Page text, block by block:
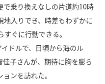
で乗り換えなしの片道約10時
入りでき、時差もわずかに
ぐに行動できる。
ドルで、日頃から海のル
子さんが、期待に胸を膨ら
ンを訪れた。